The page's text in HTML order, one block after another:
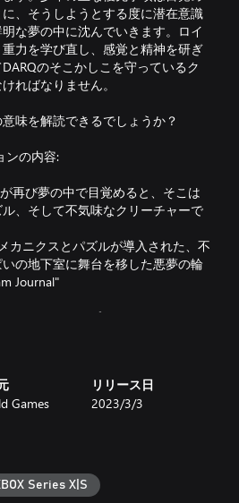
、そうしようとする度に潜在意識
な夢の中に沈んでいきます。ロイ
力を学び直し、感覚と精神を研ぎ
のそこかしこを守っているク
ればなりません。
味を解読できるでしょうか？
ンの内容:
再び夢の中で目覚めると、そこは
、そして不気味なクリーチャーで
カニクスとパズルが導入された、不
の地下室に舞台を移した悪夢の輪
Journal"
ていなくてもプレイできます。
Games
リリース日
2023/3/3
Series X|S